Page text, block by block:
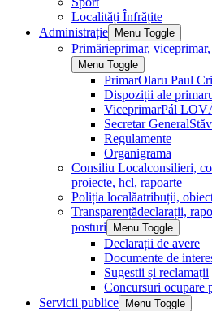
Localități Înfrățite
Administrație
Menu Toggle
Primărieprimar,
Menu Toggle
PrimarOlaru Paul
Dispoziții ale
ViceprimarPál
Secretar General
Regulamente
Organigrama
Consiliu Localconsilieri,
proiecte, hcl, rapoarte
Poliția localăatribuții,
Transparențădeclarații,
posturi
Menu Toggle
Declarații de avere
Documente de
Sugestii și reclamații
Concursuri ocupare
Servicii publice
Menu Toggle